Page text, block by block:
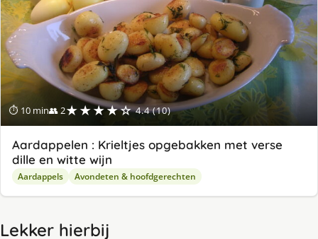
⏱ 10 min👥 2★★★★☆ 4.4 (10)
Aardappelen : Krieltjes opgebakken met verse
dille en witte wijn
Aardappels Avondeten & hoofdgerechten
Lekker hierbij